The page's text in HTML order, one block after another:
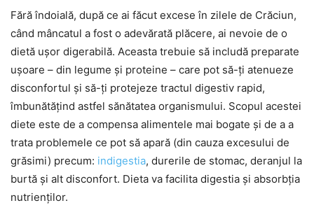
Fără îndoială, după ce ai făcut excese în zilele de Crăciun,
când mâncatul a fost o adevărată plăcere, ai nevoie de o
dietă ușor digerabilă. Aceasta trebuie să includă preparate
ușoare – din legume și proteine – care pot să-ți atenueze
disconfortul și să-ți protejeze tractul digestiv rapid,
îmbunătățind astfel sănătatea organismului. Scopul acestei
diete este de a compensa alimentele mai bogate și de a a
trata problemele ce pot să apară (din cauza excesului de
grăsimi) precum: indigestia, durerile de stomac, deranjul la
burtă și alt disconfort. Dieta va facilita digestia și absorbția
nutrienților.